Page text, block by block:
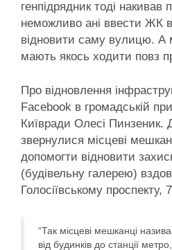
генпідрядник тоді накивав
неможливо ані ввести ЖК в
відновити саму вулицю. А
мають якось ходити повз
Про відновлення
Facebook в громадській
Київради Олесі Пинзеник.
звернулися місцеві
допомогти відновити
(будівельну галерею)
Голосіївському проспекту,
“Так місцеві мешканці
від будинків до станції